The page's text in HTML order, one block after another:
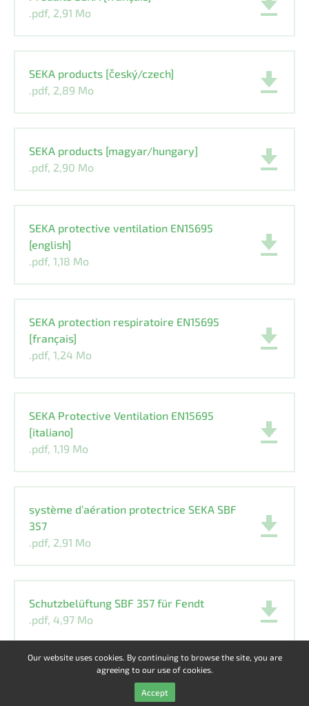
.pdf, 2,91 Mo
SEKA products [český/czech]
.pdf, 2,89 Mo
SEKA products [magyar/hungary]
.pdf, 2,90 Mo
SEKA protective ventilation EN15695
[english]
.pdf, 1,18 Mo
SEKA protection respiratoire EN15695
[français]
.pdf, 1,24 Mo
SEKA Protective Ventilation EN15695
[italiano]
.pdf, 1,19 Mo
système d’aération protectrice SEKA SBF
357
.pdf, 2,91 Mo
Schutzbelüftung SBF 357 für Fendt
.pdf, 4,97 Mo
Our website uses cookies. By continuing to browse the site, you are
agreeing to our use of cookies.
Accept